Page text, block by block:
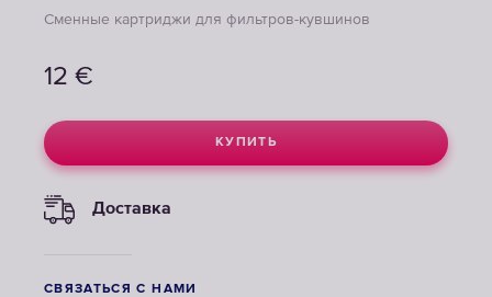
Сменные картриджи для фильтров-кувшинов
12 €
КУПИТЬ
Доставка
СВЯЗАТЬСЯ С НАМИ